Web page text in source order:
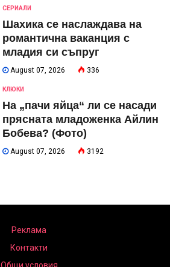
СЕРИАЛИ
Шахика се наслаждава на
романтична ваканция с
младия си съпруг
August 07, 2026 336
КЛЮКИ
На „пачи яйца“ ли се насади
прясната младоженка Айлин
Бобева? (Фото)
August 07, 2026 3192
Реклама
Контакти